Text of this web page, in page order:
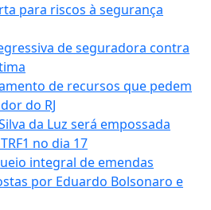
para riscos à segurança
de seguradora contra
de recursos que pedem
do RJ
da Luz será empossada
no dia 17
integral de emendas
por Eduardo Bolsonaro e